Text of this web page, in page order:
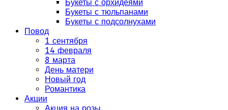
Букеты с орхидеями
Букеты с тюльпанами
Букеты с подсолнухами
Повод
1 сентября
14 февраля
8 марта
День матери
Новый год
Романтика
Акции
Акция на розы